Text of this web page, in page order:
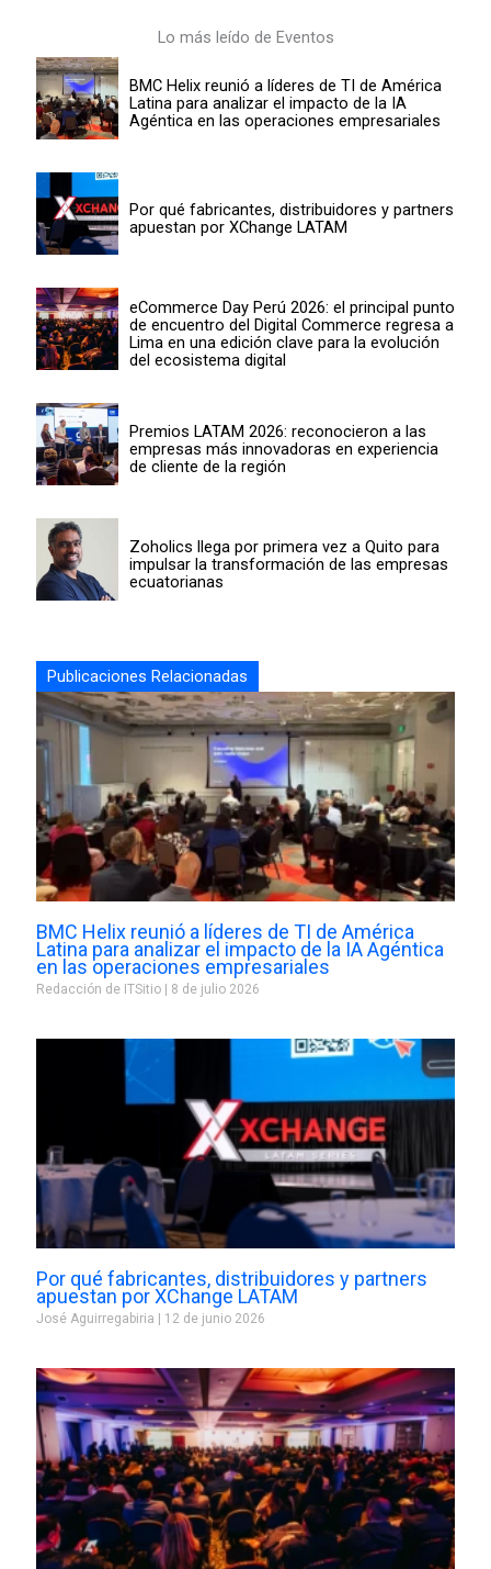
Lo más leído de Eventos
BMC Helix reunió a líderes de TI de América
Latina para analizar el impacto de la IA
Agéntica en las operaciones empresariales
Por qué fabricantes, distribuidores y partners
apuestan por XChange LATAM
eCommerce Day Perú 2026: el principal punto
de encuentro del Digital Commerce regresa a
Lima en una edición clave para la evolución
del ecosistema digital
Premios LATAM 2026: reconocieron a las
empresas más innovadoras en experiencia
de cliente de la región
Zoholics llega por primera vez a Quito para
impulsar la transformación de las empresas
ecuatorianas
Publicaciones Relacionadas
BMC Helix reunió a líderes de TI de América
Latina para analizar el impacto de la IA Agéntica
en las operaciones empresariales
Redacción de ITSitio 8 de julio 2026
Por qué fabricantes, distribuidores y partners
apuestan por XChange LATAM
José Aguirregabiria 12 de junio 2026